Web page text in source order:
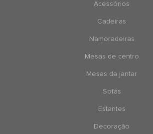
Acessórios
Cadeiras
Namoradeiras
Mesas de centro
Mesas da jantar
Sofás
Estantes
Decoração